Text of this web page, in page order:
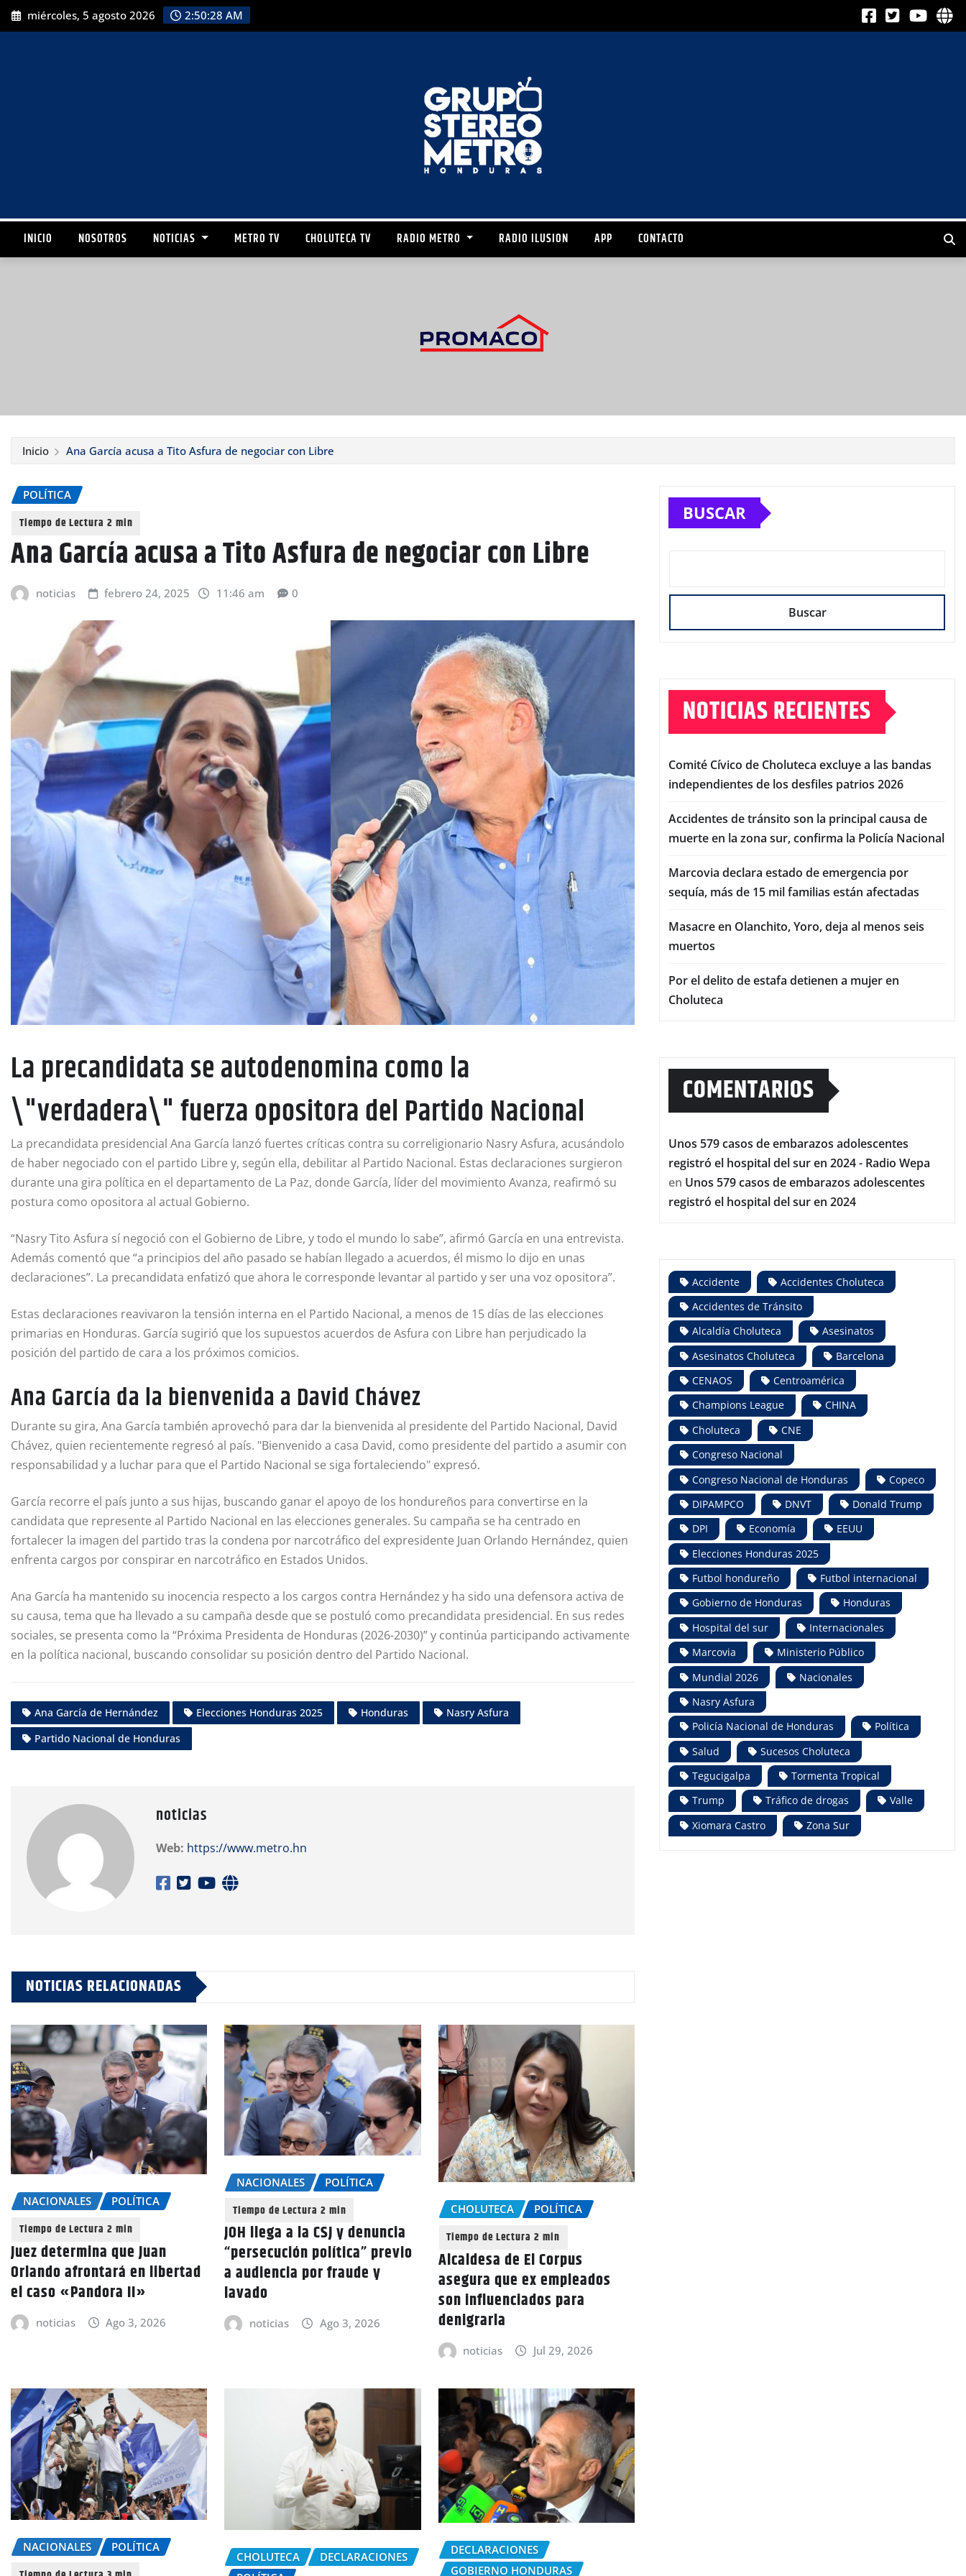
miércoles, 5 agosto 2026 2:50:30 AM
INICIO NOSOTROS NOTICIAS METRO TV CHOLUTECA TV RADIO METRO RADIO ILUSION APP CONTACTO
Inicio Ana García acusa a Tito Asfura de negociar con Libre
POLÍTICA
Ana García acusa a Tito Asfura de negociar con Libre
noticias febrero 24, 2025 11:46 am 0
La precandidata se autodenomina como la
\"verdadera\" fuerza opositora del Partido Nacional
La precandidata presidencial Ana García lanzó fuertes críticas contra su correligionario Nasry Asfura, acusándolo
de haber negociado con el partido Libre y, según ella, debilitar al Partido Nacional. Estas declaraciones surgieron
durante una gira política en el departamento de La Paz, donde García, líder del movimiento Avanza, reafirmó su
postura como opositora al actual Gobierno.
“Nasry Tito Asfura sí negoció con el Gobierno de Libre, y todo el mundo lo sabe”, afirmó García en una entrevista.
Además comentó que “a principios del año pasado se habían llegado a acuerdos, él mismo lo dijo en unas
declaraciones”. La precandidata enfatizó que ahora le corresponde levantar al partido y ser una voz opositora”.
Estas declaraciones reavivaron la tensión interna en el Partido Nacional, a menos de 15 días de las elecciones
primarias en Honduras. García sugirió que los supuestos acuerdos de Asfura con Libre han perjudicado la
posición del partido de cara a los próximos comicios.
Ana García da la bienvenida a David Chávez
Durante su gira, Ana García también aprovechó para dar la bienvenida al presidente del Partido Nacional, David
Chávez, quien recientemente regresó al país. "Bienvenido a casa David, como presidente del partido a asumir con
responsabilidad y a luchar para que el Partido Nacional se siga fortaleciendo" expresó.
García recorre el país junto a sus hijas, buscando ganar el apoyo de los hondureños para convertirse en la
candidata que represente al Partido Nacional en las elecciones generales. Su campaña se ha centrado en
fortalecer la imagen del partido tras la condena por narcotráfico del expresidente Juan Orlando Hernández, quien
enfrenta cargos por conspirar en narcotráfico en Estados Unidos.
Ana García ha mantenido su inocencia respecto a los cargos contra Hernández y ha sido una defensora activa de
su causa, tema que ha llevado a su campaña desde que se postuló como precandidata presidencial. En sus redes
sociales, se presenta como la “Próxima Presidenta de Honduras (2026-2030)” y continúa participando activamente
en la política nacional, buscando consolidar su posición dentro del Partido Nacional.
Ana García de Hernández Elecciones Honduras 2025 Honduras
Nasry Asfura
Partido Nacional de Honduras
noticias
Web: https://www.metro.hn
NOTICIAS RELACIONADAS
NACIONALES POLÍTICA
Juez determina que Juan
Orlando afrontará en libertad
el caso «Pandora II»
noticias Ago 3, 2026
NACIONALES POLÍTICA
JOH llega a la CSJ y denuncia
“persecución política” previo
a audiencia por fraude y
lavado
noticias Ago 3, 2026
CHOLUTECA POLÍTICA
Alcaldesa de El Corpus
asegura que ex empleados
son influenciados para
denigrarla
noticias Jul 29, 2026
NACIONALES POLÍTICA
CHOLUTECA
DECLARACIONES
DECLARACIONES
GOBIERNO HONDURAS
BUSCAR
Buscar
NOTICIAS RECIENTES
Comité Cívico de Choluteca excluye a las bandas
independientes de los desfiles patrios 2026
Accidentes de tránsito son la principal causa de
muerte en la zona sur, confirma la Policía Nacional
Marcovia declara estado de emergencia por
sequía, más de 15 mil familias están afectadas
Masacre en Olanchito, Yoro, deja al menos seis
muertos
Por el delito de estafa detienen a mujer en
Choluteca
COMENTARIOS
Unos 579 casos de embarazos adolescentes
registró el hospital del sur en 2024 - Radio Wepa
en Unos 579 casos de embarazos adolescentes
registró el hospital del sur en 2024
Accidente
Accidentes Choluteca
Accidentes de Tránsito
Alcaldía Choluteca
Asesinatos
Asesinatos Choluteca
Barcelona
CENAOS
Centroamérica
Champions League
CHINA
Choluteca
CNE
Congreso Nacional
Congreso Nacional de Honduras
Copeco
DIPAMPCO
DNVT
Donald Trump
DPI
Economía
EEUU
Elecciones Honduras 2025
Futbol hondureño
Futbol internacional
Gobierno de Honduras
Honduras
Hospital del sur
Internacionales
Marcovia
Ministerio Público
Mundial 2026
Nacionales
Nasry Asfura
Policía Nacional de Honduras
Política
Salud
Sucesos Choluteca
Tegucigalpa
Tormenta Tropical
Trump
Tráfico de drogas
Valle
Xiomara Castro
Zona Sur